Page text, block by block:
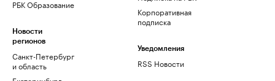
РБК Образование
Новости
регионов
Санкт-Петербург
и область
Корпоративная
подписка
Уведомления
RSS Новости